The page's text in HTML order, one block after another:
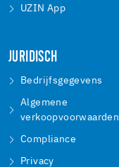
UZIN App
JURIDISCH
Bedrijfsgegevens
Algemene
verkoopvoorwaarden
Compliance
Privacy